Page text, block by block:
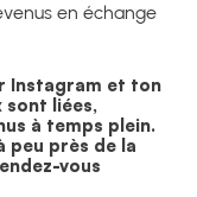
en échange
Instagram et ton
sont liées,
à temps plein.
peu près de la
vous